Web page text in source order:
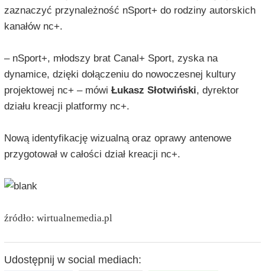
zaznaczyć przynależność nSport+ do rodziny autorskich
kanałów nc+.
– nSport+, młodszy brat Canal+ Sport, zyska na
dynamice, dzięki dołączeniu do nowoczesnej kultury
projektowej nc+ – mówi Łukasz Słotwiński, dyrektor
działu kreacji platformy nc+.
Nową identyfikację wizualną oraz oprawy antenowe
przygotował w całości dział kreacji nc+.
źródło: wirtualnemedia.pl
Udostępnij w social mediach: